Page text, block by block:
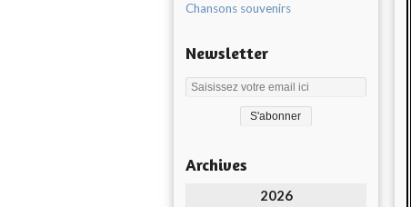
Chansons souvenirs
Newsletter
Archives
2026